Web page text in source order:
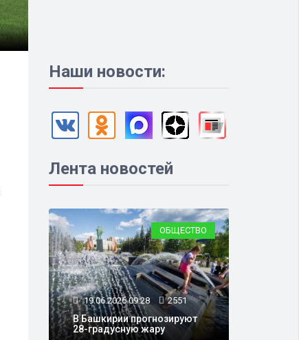
Наши новости:
Лента новостей
ОБЩЕСТВО
19.06.2026 09:28 2551
В Башкирии прогнозируют
28-градусную жару